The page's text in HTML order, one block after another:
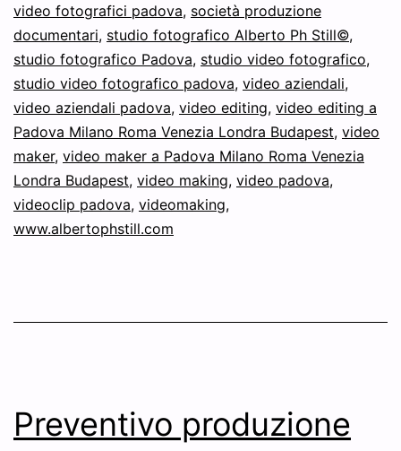
video fotografici padova, società produzione
documentari, studio fotografico Alberto Ph Still©,
studio fotografico Padova, studio video fotografico,
studio video fotografico padova, video aziendali,
video aziendali padova, video editing, video editing a
Padova Milano Roma Venezia Londra Budapest, video
maker, video maker a Padova Milano Roma Venezia
Londra Budapest, video making, video padova,
videoclip padova, videomaking,
www.albertophstill.com
Preventivo produzione